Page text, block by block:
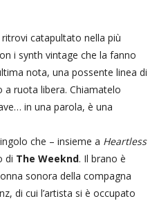
catapultato nella più
i synth vintage che la fanno
nota, una possente linea di
a ruota libera. Chiamatelo
in una parola, è una
che – insieme a Heartless
di The Weeknd. Il brano è
sonora della compagna
di cui l’artista si è occupato